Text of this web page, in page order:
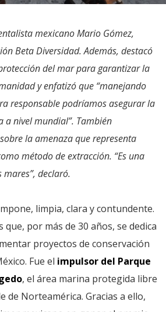
mexicano Mario Gómez,
Beta Diversidad. Además, destacó
del mar para garantizar la
y enfatizó que “manejando
responsable podríamos asegurar la
a nivel mundial”. También
la amenaza que representa
método de extracción. “Es una
declaró.
limpia, clara y contundente.
que, por más de 30 años, se dedica
proyectos de conservación
Fue el impulsor del Parque
, el área marina protegida libre
de Norteamérica. Gracias a ello,